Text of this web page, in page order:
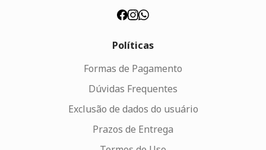
Políticas
Formas de Pagamento
Dúvidas Frequentes
Exclusão de dados do usuário
Prazos de Entrega